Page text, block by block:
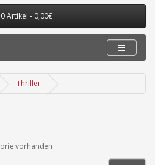
0 Artikel - 0,00€
Thriller
vorhanden